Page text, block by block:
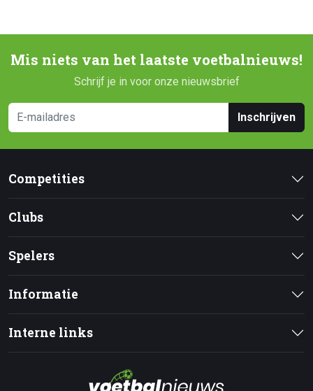
Mis niets van het laatste voetbalnieuws!
Schrijf je in voor onze nieuwsbrief
Inschrijven
Competities
Clubs
Spelers
Informatie
Interne links